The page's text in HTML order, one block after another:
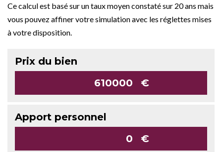
Ce calcul est basé sur un taux moyen constaté sur 20 ans mais
vous pouvez affiner votre simulation avec les réglettes mises
à votre disposition.
Prix du bien
€
Apport personnel
€